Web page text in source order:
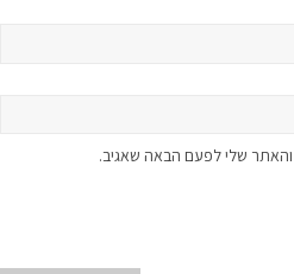
שלי לפעם הבאה שאגיב.